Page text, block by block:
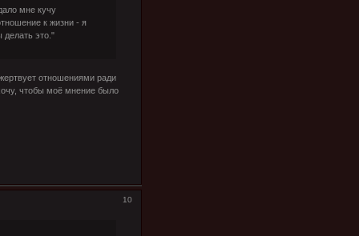
мне кучу
к жизни - я
делать это."
отношениями ради
чтобы моё мнение было
10